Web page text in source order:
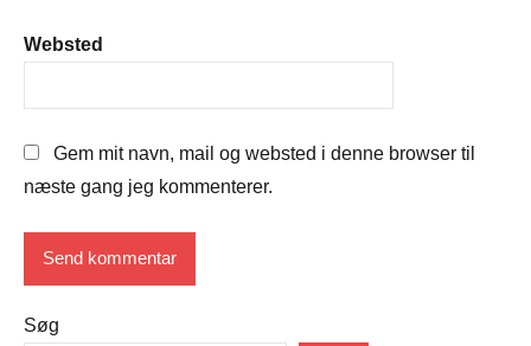
Websted
Gem mit navn, mail og websted i denne browser til
næste gang jeg kommenterer.
Søg